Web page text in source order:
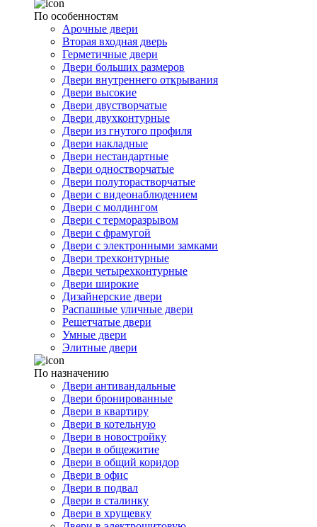
По особенностям
Арочные двери
Вторая входная дверь
Герметичные двери
Двери больших размеров
Двери внутреннего открывания
Двери высокие
Двери двустворчатые
Двери двухконтурные
Двери из гнутого профиля
Двери накладные
Двери нестандартные
Двери одностворчатые
Двери полуторастворчатые
Двери с видеонаблюдением
Двери с молдингом
Двери с терморазрывом
Двери с фрамугой
Двери с электронными замками
Двери трехконтурные
Двери четырехконтурные
Двери широкие
Дизайнерские двери
Распашные уличные двери
Решетчатые двери
Умные двери
Элитные двери
По назначению
Двери антивандальные
Двери бронированные
Двери в квартиру
Двери в котельную
Двери в новостройку
Двери в общежитие
Двери в общий коридор
Двери в офис
Двери в подвал
Двери в сталинку
Двери в хрущевку